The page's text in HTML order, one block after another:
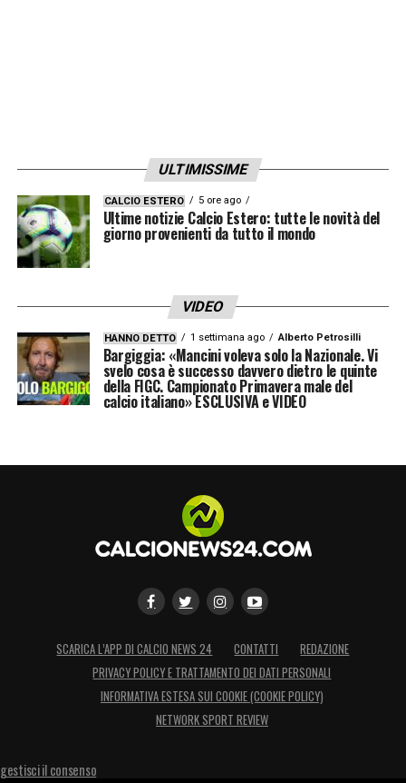
ULTIMISSIME
CALCIO ESTERO 5 ore ago
Ultime notizie Calcio Estero: tutte le novità del
giorno provenienti da tutto il mondo
VIDEO
HANNO DETTO 1 settimana ago Alberto Petrosilli
Bargiggia: «Mancini voleva solo la Nazionale. Vi
svelo cosa è successo davvero dietro le quinte
della FIGC. Campionato Primavera male del
calcio italiano» ESCLUSIVA e VIDEO
SCARICA L’APP DI CALCIO NEWS 24 CONTATTI
REDAZIONE
PRIVACY POLICY E TRATTAMENTO DEI DATI PERSONALI
INFORMATIVA ESTESA SUI COOKIE (COOKIE POLICY)
NETWORK SPORT REVIEW
gestisci il consenso